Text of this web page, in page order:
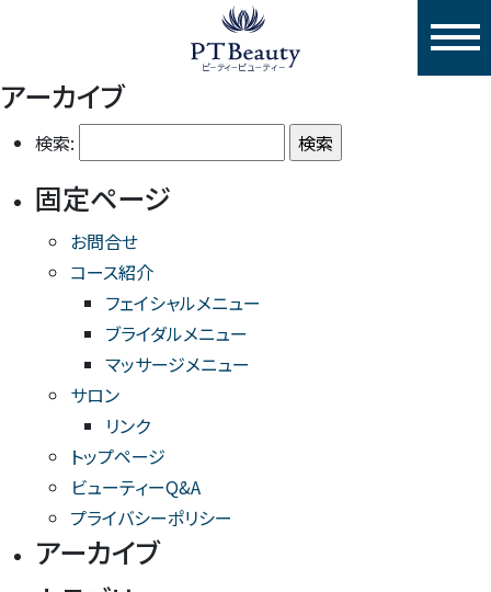
アーカイブ
検索:
固定ページ
お問合せ
コース紹介
フェイシャルメニュー
ブライダルメニュー
マッサージメニュー
サロン
リンク
トップページ
ビューティーQ&A
プライバシーポリシー
アーカイブ